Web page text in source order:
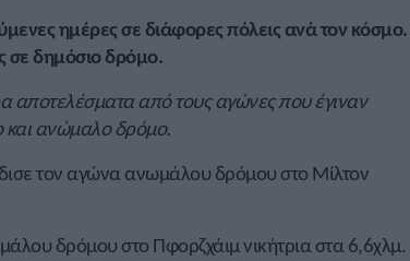
ημέρες σε διάφορες πόλεις ανά τον κόσμο.
σε δημόσιο δρόμο.
αποτελέσματα από τους αγώνες που έγιναν
και ανώμαλο δρόμο.
τον αγώνα ανωμάλου δρόμου στο Μίλτον
δρόμου στο Πφορζχάιμ νικήτρια στα 6,6χλμ.